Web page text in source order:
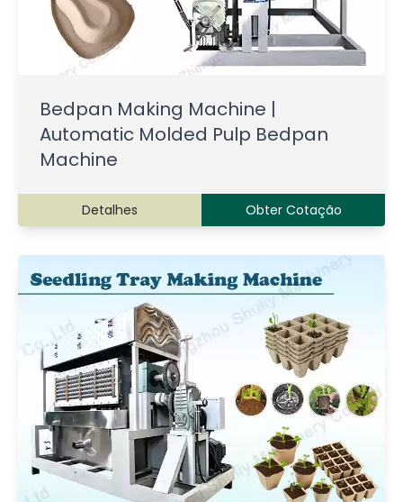
Bedpan Making Machine |
Automatic Molded Pulp Bedpan
Machine
Detalhes Obter Cotação